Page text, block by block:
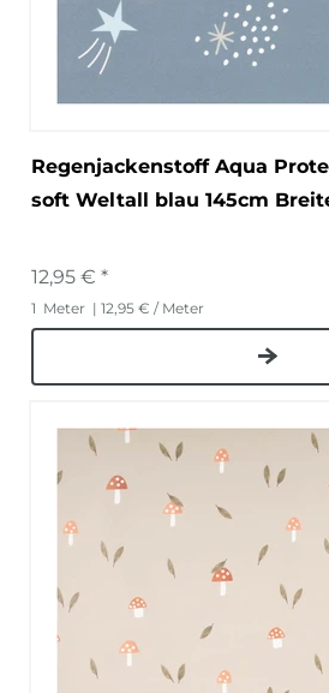
Regenjackenstoff Aqua
soft Weltall blau 145cm
12,95 € *
1 Meter | 12,95 € / Meter